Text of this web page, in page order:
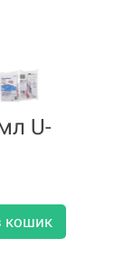
U-
кошик